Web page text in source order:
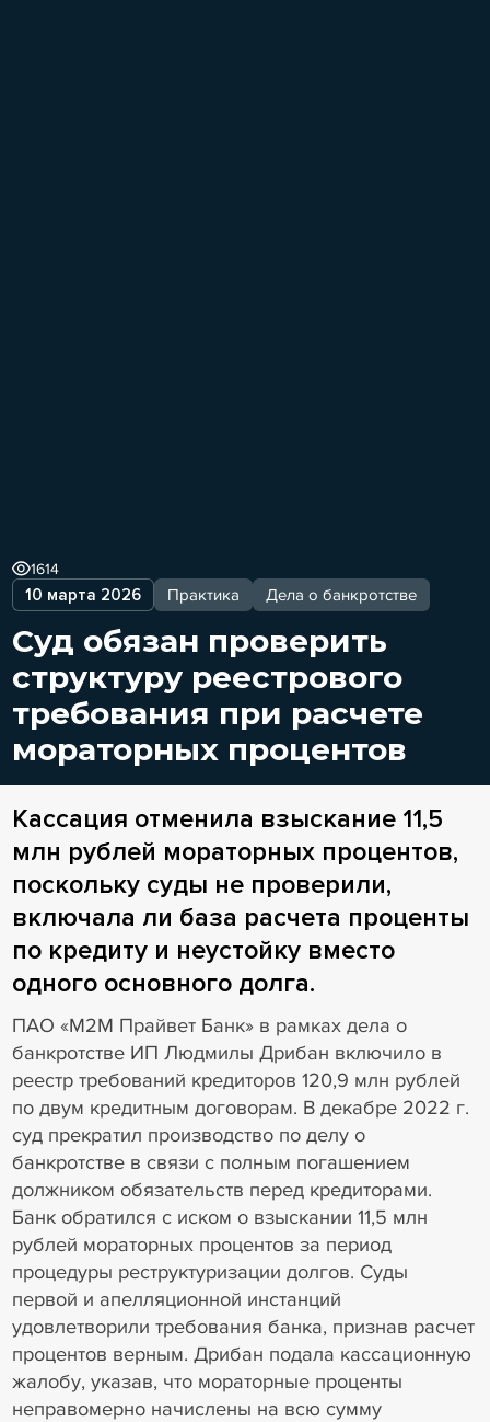
10 марта 2026 Практика Дела о банкротстве
1614
Суд обязан проверить
структуру реестрового
требования при расчете
мораторных процентов
Кассация отменила взыскание 11,5
млн рублей мораторных процентов,
поскольку суды не проверили,
включала ли база расчета проценты
по кредиту и неустойку вместо
одного основного долга.
ПАО «М2М Прайвет Банк» в рамках дела о
банкротстве ИП Людмилы Дрибан включило в
реестр требований кредиторов 120,9 млн рублей
по двум кредитным договорам. В декабре 2022 г.
суд прекратил производство по делу о
банкротстве в связи с полным погашением
должником обязательств перед кредиторами.
Банк обратился с иском о взыскании 11,5 млн
рублей мораторных процентов за период
процедуры реструктуризации долгов. Суды
первой и апелляционной инстанций
удовлетворили требования банка, признав расчет
процентов верным. Дрибан подала кассационную
жалобу, указав, что мораторные проценты
неправомерно начислены на всю сумму